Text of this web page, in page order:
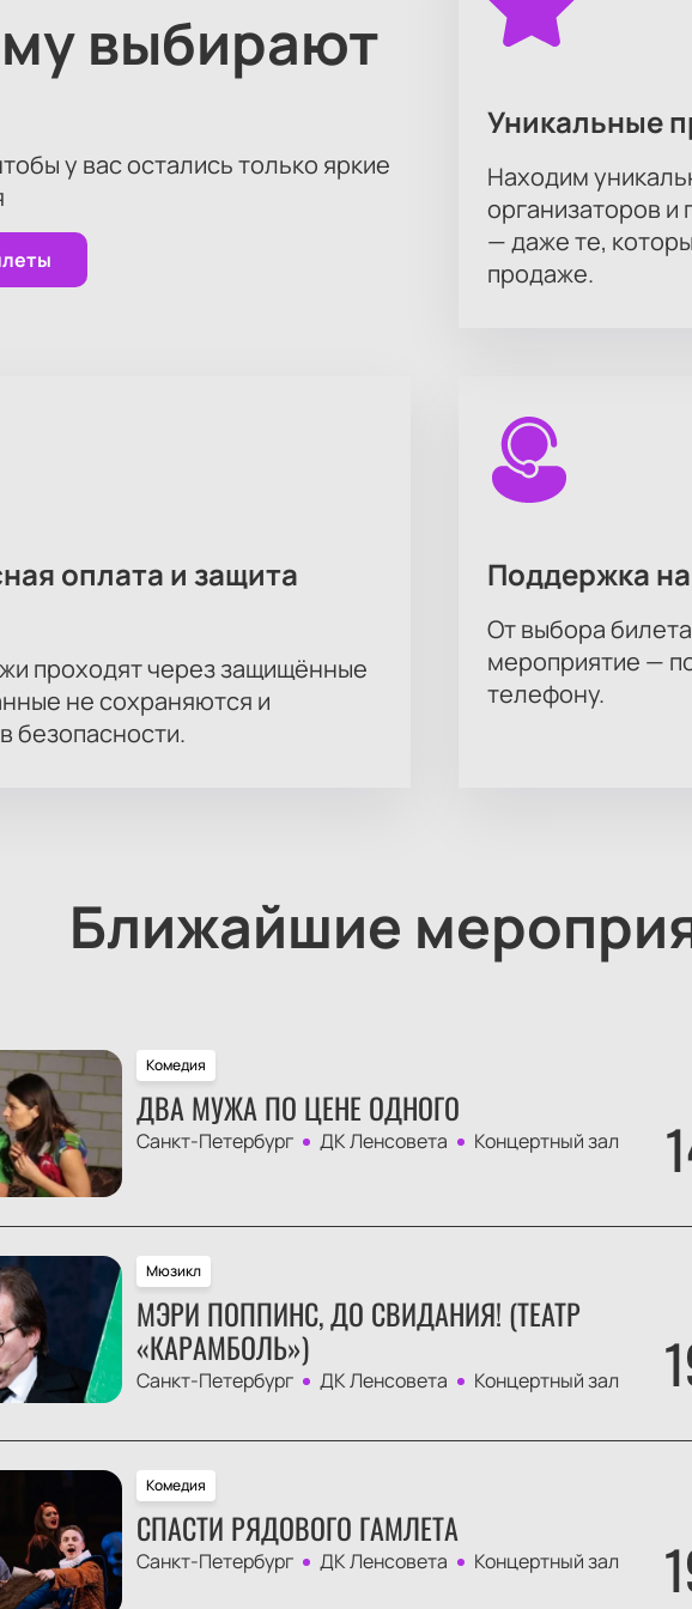
выбирают
у вас остались только яркие
Уникальные
Находим
организаторов
— даже те,
продаже.
оплата и защита
проходят через защищённые
не сохраняются и
безопасности.
Поддержка
От выбора
мероприятие —
телефону.
Ближайшие
Комедия
ДВА МУЖА ПО ЦЕНЕ ОДНОГО
Санкт-Петербург ДК Ленсовета Концертный зал
Мюзикл
МЭРИ ПОППИНС, ДО СВИДАНИЯ! (ТЕАТР
«КАРАМБОЛЬ»)
Санкт-Петербург ДК Ленсовета Концертный зал
Комедия
СПАСТИ РЯДОВОГО ГАМЛЕТА
Санкт-Петербург ДК Ленсовета Концертный зал